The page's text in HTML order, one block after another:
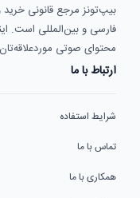
بیپ‌تونز مرجع قانونی
فارسی و بین‌المللی است.
محتوای صوتی
ارتباط با ما
شرایط استفاده
تماس با ما
همکاری با ما